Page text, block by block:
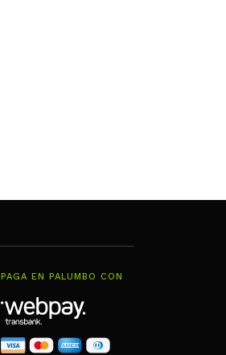
PAGA EN PALUMBO CON